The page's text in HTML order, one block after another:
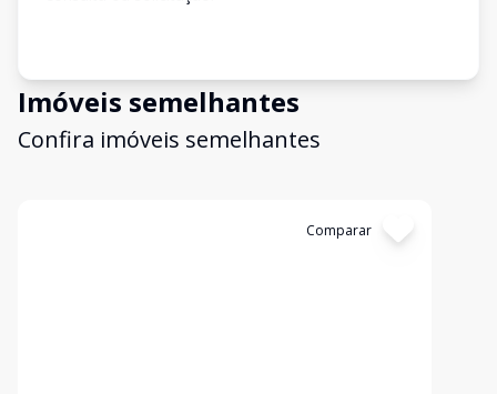
Imóveis semelhantes
Confira imóveis semelhantes
Comparar